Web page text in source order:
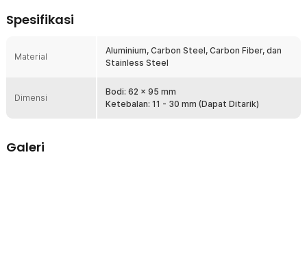
agar tidak tercampur.
Dompet akrtu dilengkapi fitur anti RFID untuk menjaga keamanan
data. Kini Anda bisa membawa dokumen tanpa khawatir data
Akses Kartu Cepat
Desain semi pouch memudahkan Anda menyimpan dan mengakses
Simpan dan Bawa Kapan Saja
Spesifikasi
Material
Aluminium, Carbon Steel, Carbon Fiber, dan
Stainless Steel
Dimensi
Bodi: 62 x 95 mm
Ketebalan: 11 - 30 mm (Dapat Ditarik)
Galeri